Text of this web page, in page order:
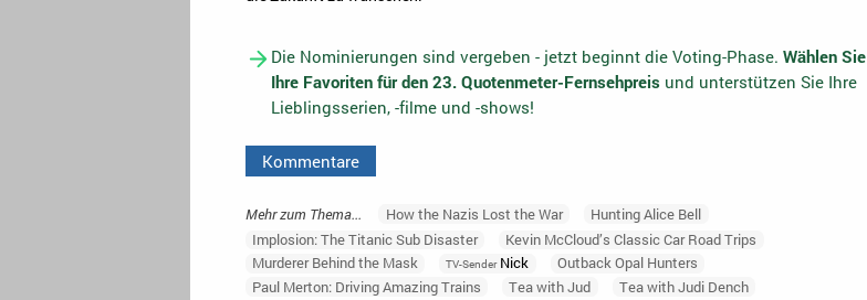
Die Nominierungen sind vergeben - jetzt beginnt die Voting-Phase. Wählen Sie
Ihre Favoriten für den 23. Quotenmeter-Fernsehpreisund unterstützen Sie Ihre
Lieblingsserien, -filme und -shows!
Kommentare
Mehr zum Thema... How the Nazis Lost the War
Hunting Alice Bell
Implosion: The Titanic Sub Disaster
Kevin McCloud’s Classic Car Road Trips
Murderer Behind the Mask
TV-SenderNick
Outback Opal Hunters
Paul Merton: Driving Amazing Trains
Tea with Jud
Tea with Judi Dench